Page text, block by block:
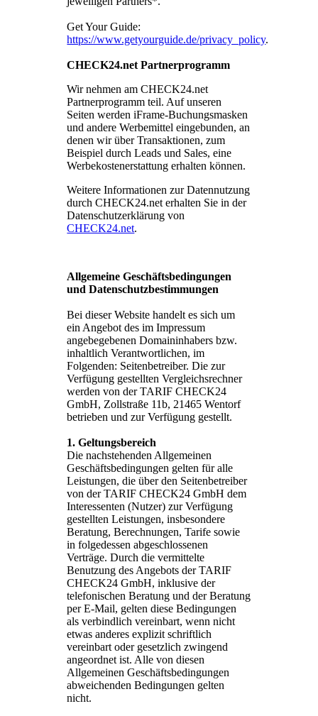
Get Your Guide:
https://www.getyourguide.de/privacy_policy.
CHECK24.net Partnerprogramm
Wir nehmen am CHECK24.net
Partnerprogramm teil. Auf unseren
Seiten werden iFrame-Buchungsmasken
und andere Werbemittel eingebunden, an
denen wir über Transaktionen, zum
Beispiel durch Leads und Sales, eine
Werbekostenerstattung erhalten können.
Weitere Informationen zur Datennutzung
durch CHECK24.net erhalten Sie in der
Datenschutzerklärung von
CHECK24.net.
Allgemeine Geschäftsbedingungen
und Datenschutzbestimmungen
Bei dieser Website handelt es sich um
ein Angebot des im Impressum
angebegebenen Domaininhabers bzw.
inhaltlich Verantwortlichen, im
Folgenden: Seitenbetreiber. Die zur
Verfügung gestellten Vergleichsrechner
werden von der TARIF CHECK24
GmbH, Zollstraße 11b, 21465 Wentorf
betrieben und zur Verfügung gestellt.
1. Geltungsbereich
Die nachstehenden Allgemeinen
Geschäftsbedingungen gelten für alle
Leistungen, die über den Seitenbetreiber
von der TARIF CHECK24 GmbH dem
Interessenten (Nutzer) zur Verfügung
gestellten Leistungen, insbesondere
Beratung, Berechnungen, Tarife sowie
in folgedessen abgeschlossenen
Verträge. Durch die vermittelte
Benutzung des Angebots der TARIF
CHECK24 GmbH, inklusive der
telefonischen Beratung und der Beratung
per E-Mail, gelten diese Bedingungen
als verbindlich vereinbart, wenn nicht
etwas anderes explizit schriftlich
vereinbart oder gesetzlich zwingend
angeordnet ist. Alle von diesen
Allgemeinen Geschäftsbedingungen
abweichenden Bedingungen gelten
nicht.